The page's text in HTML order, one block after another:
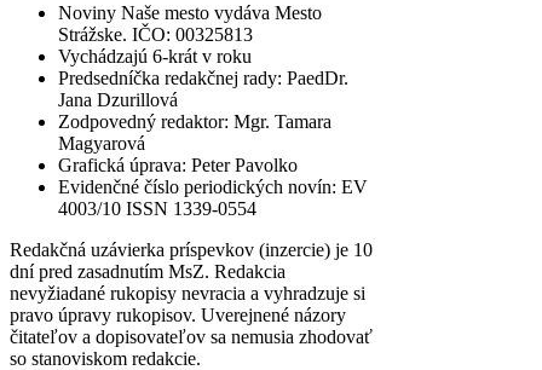
Noviny Naše mesto vydáva Mesto
Strážske. IČO: 00325813
Vychádzajú 6-krát v roku
Predsedníčka redakčnej rady: PaedDr.
Jana Dzurillová
Zodpovedný redaktor: Mgr. Tamara
Magyarová
Grafická úprava: Peter Pavolko
Evidenčné číslo periodických novín: EV
4003/10 ISSN 1339-0554
Redakčná uzávierka príspevkov (inzercie) je 10
dní pred zasadnutím MsZ. Redakcia
nevyžiadané rukopisy nevracia a vyhradzuje si
pravo úpravy rukopisov. Uverejnené názory
čitateľov a dopisovateľov sa nemusia zhodovať
so stanoviskom redakcie.